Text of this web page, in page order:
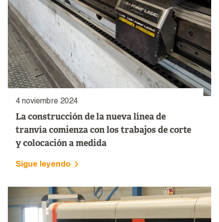
4 noviembre 2024
La construcción de la nueva línea de
tranvía comienza con los trabajos de corte
y colocación a medida
Sigue leyendo